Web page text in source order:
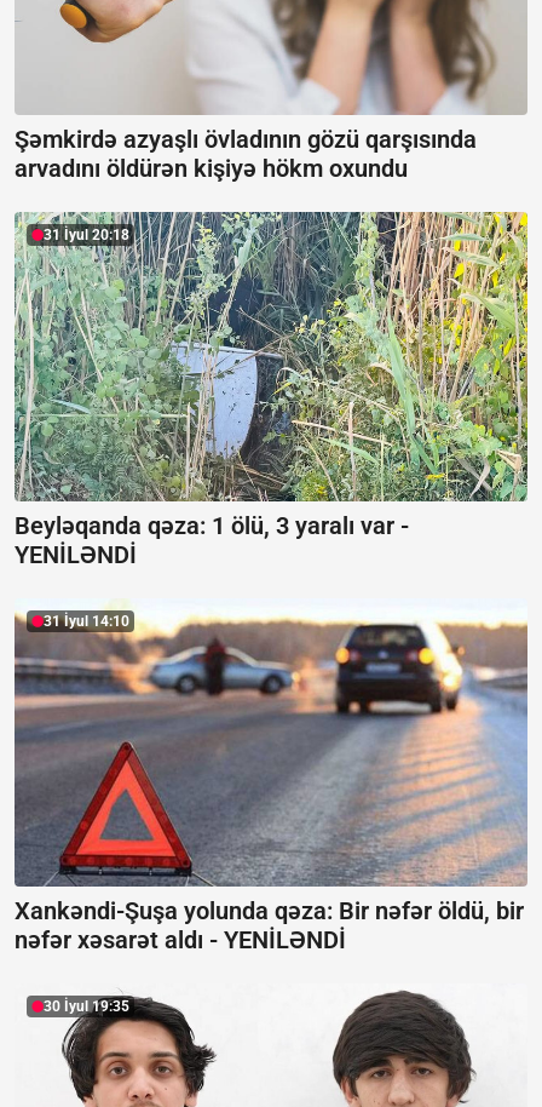
Şəmkirdə azyaşlı övladının gözü qarşısında
arvadını öldürən kişiyə hökm oxundu
31 İyul 20:18
Beyləqanda qəza: 1 ölü, 3 yaralı var -
YENİLƏNDİ
31 İyul 14:10
Xankəndi-Şuşa yolunda qəza: Bir nəfər öldü, bir
nəfər xəsarət aldı - YENİLƏNDİ
30 İyul 19:35